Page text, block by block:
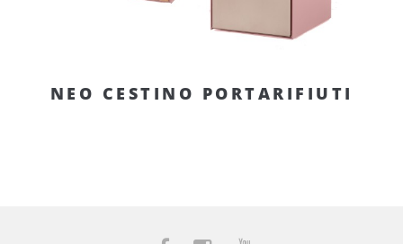
NEO CESTINO PORTARIFIUTI